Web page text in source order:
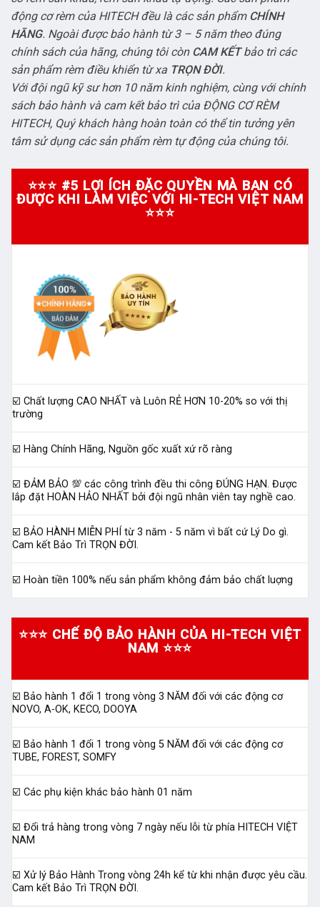
động cơ rèm của HITECH đều là các sản phẩm CHÍNH
HÃNG. Ngoài được bảo hành từ 3 – 5 năm theo đúng
chính sách của hãng, chúng tôi còn CAM KẾTbảo trì các
sản phẩm rèm điều khiển từ xa TRỌN ĐỜI.
Với đội ngũ kỹ sư hơn 10 năm kinh nghiệm, cùng với chính
sách bảo hành và cam kết bảo trì của ĐỘNG CƠ RÈM
HITECH, Quý khách hàng hoàn toàn có thể tin tưởng yên
tâm sử dụng các sản phẩm rèm tự động của chúng tôi.
⭐⭐⭐ #5 LỢI ÍCH ĐẶC QUYỀN MÀ BẠN CÓ
ĐƯỢC KHI LÀM VIỆC VỚI HI-TECH VIỆT NAM
⭐⭐⭐
☑️ Chất lượng CAO NHẤT và Luôn RẺ HƠN 10-20% so với thị
trường
☑️ Hàng Chính Hãng, Nguồn gốc xuất xứ rõ ràng
☑️ ĐẢM BẢO 💯 các công trình đều thi công ĐÚNG HẠN. Được
lắp đặt HOÀN HẢO NHẤT bởi đội ngũ nhân viên tay nghề cao.
☑️ BẢO HÀNH MIỄN PHÍ từ 3 năm - 5 năm vì bất cứ Lý Do gì.
Cam kết Bảo Trì TRỌN ĐỜI.
☑️ Hoàn tiền 100% nếu sản phẩm không đảm bảo chất luợng
⭐⭐⭐ CHẾ ĐỘ BẢO HÀNH CỦA HI-TECH VIỆT
NAM ⭐⭐⭐
☑️ Bảo hành 1 đổi 1 trong vòng 3 NĂM đối với các động cơ
NOVO, A-OK, KECO, DOOYA
☑️ Bảo hành 1 đổi 1 trong vòng 5 NĂM đối với các động cơ
TUBE, FOREST, SOMFY
☑️ Các phụ kiện khác bảo hành 01 năm
☑️ Đổi trả hàng trong vòng 7 ngày nếu lỗi từ phía HITECH VIỆT
NAM
☑️ Xử lý Bảo Hành Trong vòng 24h kể từ khi nhận được yêu cầu.
Cam kết Bảo Trì TRỌN ĐỜI.